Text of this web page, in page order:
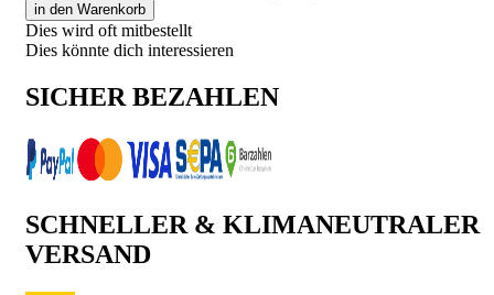
in den Warenkorb
Dies wird oft mitbestellt
Dies könnte dich interessieren
SICHER BEZAHLEN
SCHNELLER & KLIMANEUTRALER
VERSAND